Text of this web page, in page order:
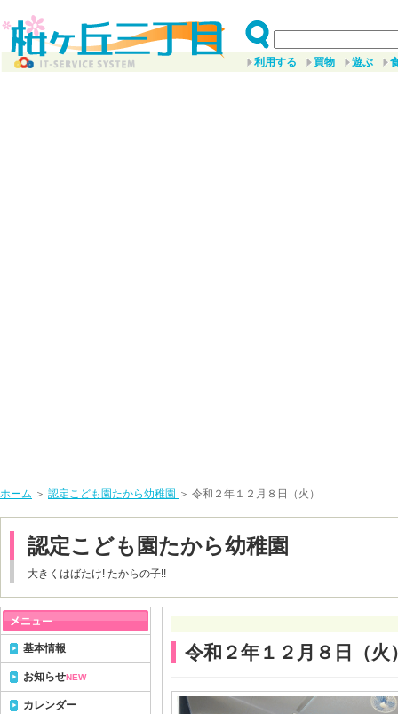
利用する 買物 遊ぶ
ホーム ＞ 認定こども園たから幼稚園 ＞ 令和２年１２月８日（火）
認定こども園たから幼稚園
大きくはばたけ! たからの子!!
令和２年１２月８日（火
基本情報
お知らせNEW
カレンダー